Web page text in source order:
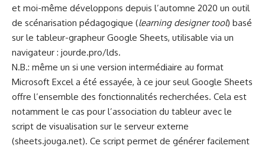
et moi-même développons depuis l’automne 2020 un outil
de scénarisation pédagogique (learning designer tool) basé
sur le tableur-grapheur Google Sheets, utilisable via un
navigateur : jourde.pro/lds.
N.B.: même un si une version intermédiaire au format
Microsoft Excel a été essayée, à ce jour seul Google Sheets
offre l’ensemble des fonctionnalités recherchées. Cela est
notamment le cas pour l’association du tableur avec le
script de visualisation sur le serveur externe
(sheets.jouga.net). Ce script permet de générer facilement